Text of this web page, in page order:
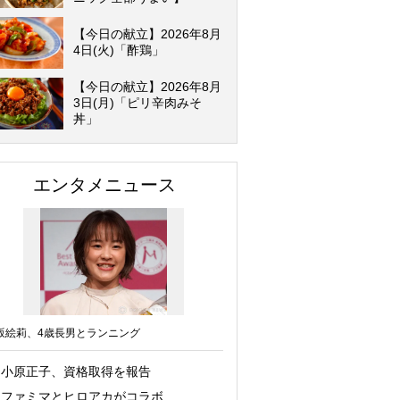
【今日の献立】2026年8月
4日(火)「酢鶏」
【今日の献立】2026年8月
3日(月)「ピリ辛肉みそ
丼」
エンタメニュース
絵莉、4歳長男とランニング
小原正子、資格取得を報告
ファミマとヒロアカがコラボ